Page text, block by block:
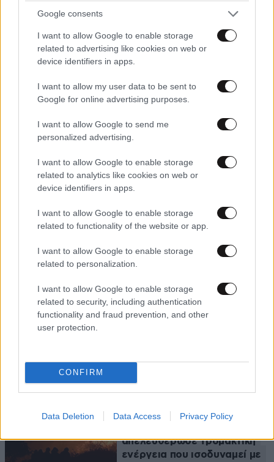
Google consents
I want to allow Google to enable storage
related to advertising like cookies on web or
device identifiers in apps.
I want to allow my user data to be sent to
Google for online advertising purposes.
I want to allow Google to send me
personalized advertising.
I want to allow Google to enable storage
related to analytics like cookies on web or
device identifiers in apps.
I want to allow Google to enable storage
related to functionality of the website or app.
I want to allow Google to enable storage
related to personalization.
I want to allow Google to enable storage
related to security, including authentication
functionality and fraud prevention, and other
user protection.
CONFIRM
Data Deletion Data Access Privacy Policy
Αυξητική & Ανόρθωση
Στήθους: Πώς συνδυάζονται
αποτέλεσμα
Με τη SEAJETS, η Αμοργός
γίνεται η πιο αυθεντική
απόδραση των Κυκλάδων
Ροή Ειδήσεων
Η πύρινη λαίλαπα στην
απελευθέρωσε τρομακτική
ενέργεια που ισοδυναμεί με